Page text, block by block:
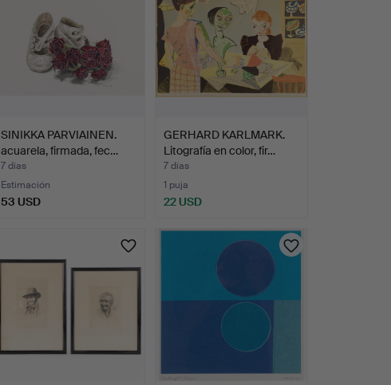
SINIKKA PARVIAINEN.
acuarela, firmada, fec…
7 días
Estimación
53 USD
GERHARD KARLMARK.
Litografía en color, fir…
7 días
1 puja
22 USD